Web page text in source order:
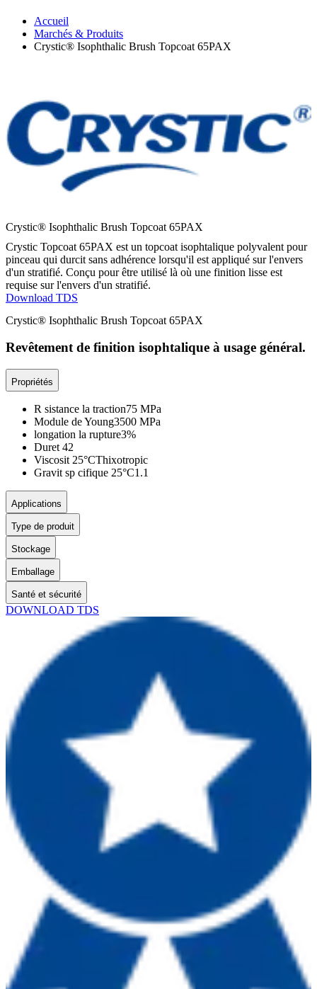
Accueil
Marchés & Produits
Crystic® Isophthalic Brush Topcoat 65PAX
Crystic® Isophthalic Brush Topcoat 65PAX
Crystic Topcoat 65PAX est un topcoat isophtalique polyvalent pour
pinceau qui durcit sans adhérence lorsqu'il est appliqué sur l'envers
d'un stratifié. Conçu pour être utilisé là où une finition lisse est
requise sur l'envers d'un stratifié.
Download TDS
Crystic® Isophthalic Brush Topcoat 65PAX
Revêtement de finition isophtalique à usage général.
Propriétés
R sistance la traction75 MPa
Module de Young3500 MPa
longation la rupture3%
Duret 42
Viscosit 25°CThixotropic
Gravit sp cifique 25°C1.1
Applications
Type de produit
Stockage
Emballage
Santé et sécurité
DOWNLOAD TDS